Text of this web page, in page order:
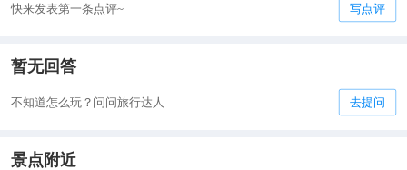
快来发表第一条点评~ 写点评
暂无回答
不知道怎么玩？问问旅行达人 去提问
景点附近